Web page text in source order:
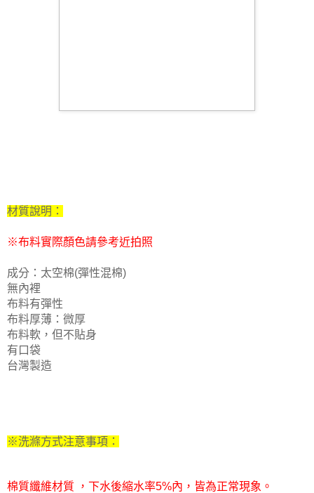
材質說明 ：
※布料實際顏色請參考近拍照
成分：太空棉(彈性混棉)
無內裡
布料有彈性
布料厚薄：微厚
布料軟，但不貼身
有口袋
台灣製造
※洗滌方式注意事項：
棉質纖維材質 ，下水後縮水率5%內，皆為正常現象。